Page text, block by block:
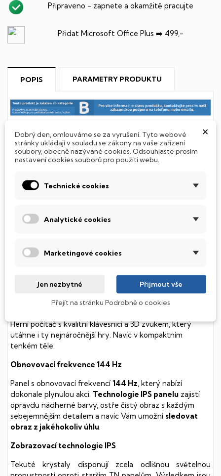
Připraveno - zapnete a okamžitě pracujte
Přidat Microsoft Office Plus ➡️ 499,-
POPIS PARAMETRY PRODUKTU
SSD Disk
Tento notebook je vybavenSSD(Solid State Drive)
(Hard Disk Drive) disků nedisponuje žádnými pohyblivými
součástmi a je tak mnohem méně náchylný
soustavy je tento disk mnohem
mnohem rychlejšípráci s daty.
klávesy tak, aby byly krásně čitelné i během temné noci,
stále však decentně, aby nikterak nedráždily Váš zrak.
Herní počítač s kvalitní klávesnicí a 3D zvukem, který
utáhne i ty nejnáročnější hry. Navíc v kompaktním
tenkém těle.
Obnovovací frekvence 144 Hz
Panel s obnovovací frekvencí 144 Hz , který nabízí
dokonale plynulou akci. Technologie IPS panelu zajistí
opravdu nádherné barvy, ostře čistý obraz s každým
sebejemnějším detailem a navíc Vám umožní sledovat
obraz z jakéhokoliv úhlu
Zobrazovací technologie IPS
Tekuté krystaly disponují zcela odlišnou světelnou
×
Dobrý den, omlouváme se za vyrušení. Tyto webové
stránky ukládají v souladu se zákony na vaše zařízení
soubory, obecně nazývané cookies. Odsouhlaste prosím
nastavení cookies souborů pro použití webu.
Technické cookies
Analytické cookies
Marketingové cookies
Jen nezbytné Přijmout vše
Přejít na stránku Podrobně o cookies